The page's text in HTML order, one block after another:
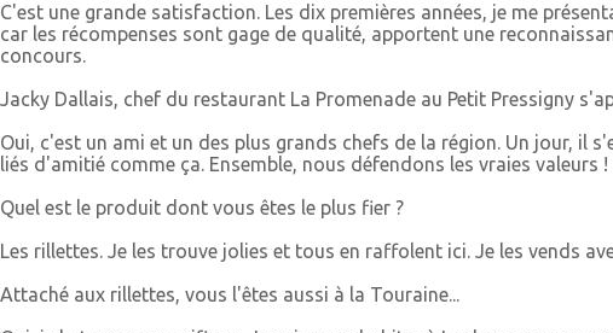
C'est une grande satisfaction. Les dix premières années, je me
car les récompenses sont gage de qualité, apportent une
concours.
Jacky Dallais, chef du restaurant La Promenade au Petit Pressigny
Oui, c'est un ami et un des plus grands chefs de la région. Un jour, il
liés d'amitié comme ça. Ensemble, nous défendons les vraies
Quel est le produit dont vous êtes le plus fier ?
Les rillettes. Je les trouve jolies et tous en raffolent ici. Je les vends
Attaché aux rillettes, vous l'êtes aussi à la Touraine...